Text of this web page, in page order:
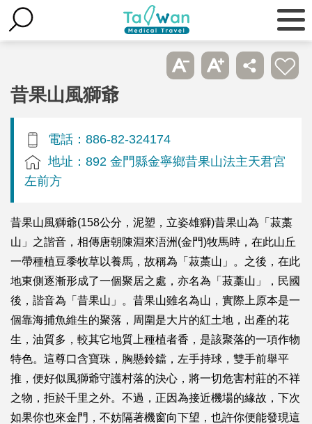
昔果山風獅爺
電話：886-82-324174
地址：892 金門縣金寧鄉昔果山法主天君宮
左前方
昔果山風獅爺(158公分，泥塑，立姿雄獅)昔果山為「菽藁
山」之諧音，相傳唐朝陳淵來浯洲(金門)牧馬時，在此山丘
一帶種植豆黍牧草以養馬，故稱為「菽藁山」。之後，在此
地東側逐漸形成了一個聚居之處，亦名為「菽藁山」，民國
後，諧音為「昔果山」。昔果山雖名為山，實際上原本是一
個靠海捕魚維生的聚落，周圍是大片的紅土地，出產的花
生，油質多，較其它地質上種植者香，是該聚落的一項作物
特色。這尊口含寶珠，胸懸鈴鐺，左手持球，雙手前舉平
推，便好似風獅爺守護村落的決心，將一切危害村莊的不祥
之物，拒於千里之外。不過，正因為接近機場的緣故，下次
如果你也來金門，不妨隔著機窗向下望，也許你便能發現這